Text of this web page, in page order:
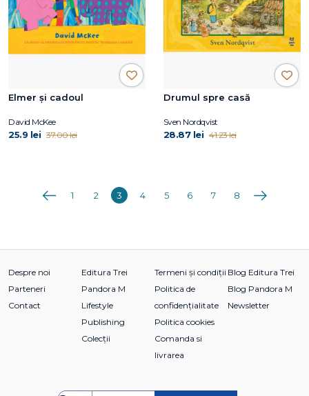
Elmer și cadoul
David McKee
25.9 lei 37.00 lei
Drumul spre casă
Sven Nordqvist
28.87 lei 41.23 lei
Anterioara
1 2 3 4 5 6 7 8 Următoarea
Despre noi
Parteneri
Contact
Editura Trei
Pandora M
Lifestyle
Publishing
Colecții
Termeni și condiții
Politica de
confidențialitate
Politica cookies
Comanda si
livrarea
Blog Editura Trei
Blog Pandora M
Newsletter